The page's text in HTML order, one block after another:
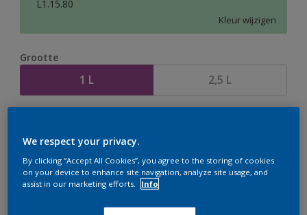
L1.15.80
Kleur wijzigen
Grootte
1 L 2,5 L
te bestellen. Houd de website in de gaten, we werken
We respect your privacy.
By clicking “Accept All Cookies”, you agree to the storing of cookies
on your device to enhance site navigation, analyze site usage, and
assist in our marketing efforts.
Info